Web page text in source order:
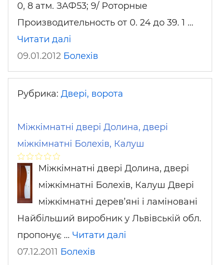
0, 8 атм. ЗАФ53; 9/ Роторные
Производительность от 0. 24 до 39. 1 …
Читати далі
09.01.2012 Болехів
Рубрика: Двері, ворота
Міжкімнатні двері Долина, двері
міжкімнатні Болехів, Калуш
Міжкімнатні двері Долина, двері
міжкімнатні Болехів, Калуш Двері
міжкімнатні дерев’яні і ламіновані
Найбільший виробник у Львівській обл.
пропонує … Читати далі
07.12.2011 Болехів